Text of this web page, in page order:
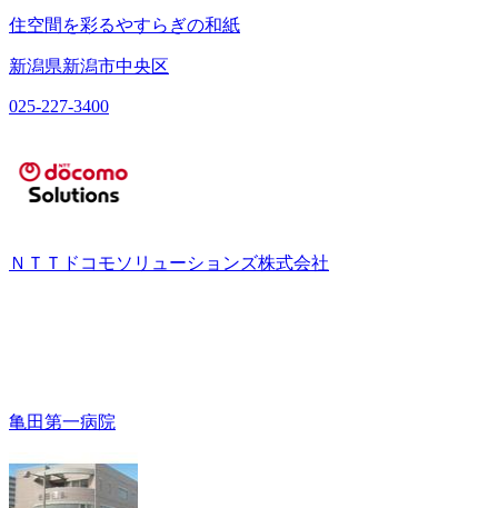
住空間を彩るやすらぎの和紙
新潟県新潟市中央区
025-227-3400
ＮＴＴドコモソリューションズ株式会社
亀田第一病院